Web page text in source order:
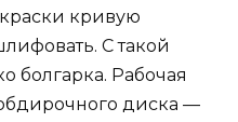
кривую
С такой
болгарка. Рабочая
диска —